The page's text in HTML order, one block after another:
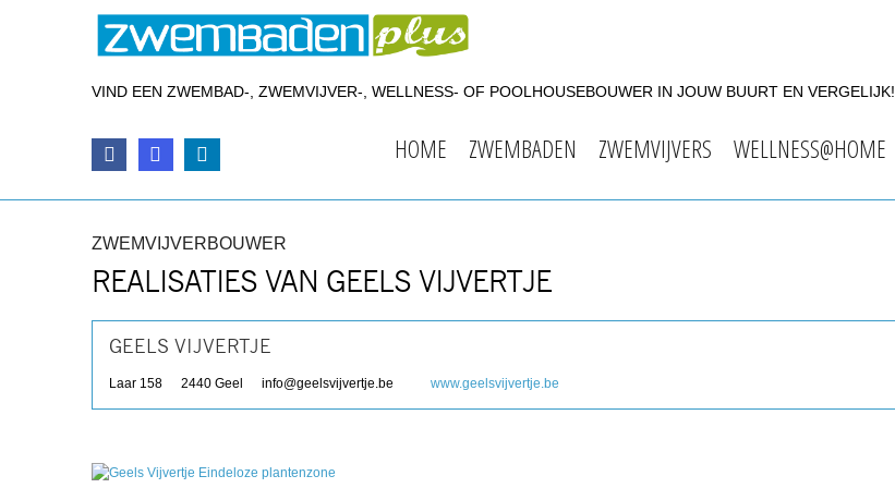
VIND EEN ZWEMBAD-, ZWEMVIJVER-, WELLNESS- OF POOLHOUSEBOUWER IN JOUW BUURT EN VERGELIJK!
HOME ZWEMBADEN ZWEMVIJVERS WELLNESS@HOME
ZWEMVIJVERBOUWER
REALISATIES VAN GEELS VIJVERTJE
GEELS VIJVERTJE
Laar 158 2440 Geel info@geelsvijvertje.be www.geelsvijvertje.be